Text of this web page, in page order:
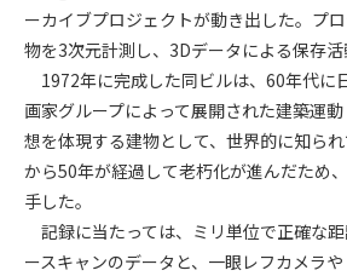
ーカイブプロジェクトが動き出した。プ
物を3次元計測し、3Dデータによる保存活
1972年に完成した同ビルは、60年代に
画家グループによって展開された建築運
想を体現する建物として、世界的に知ら
から50年が経過して老朽化が進んだため
手した。
記録に当たっては、ミリ単位で正確な
ースキャンのデータと、一眼レフカメラ
1. 会員は建設資料館WEB上で以下の行為
す。
(1) 第三者または管理者の著作権、その他
る行為
(2) 第三者または管理者の財産、プライバ
為
(3) 第三者または管理者を誹謗中傷する行
(4) 有害なコンピュータプログラム等を送
(5) 第三者に不利益を与える行為
(6) 管理者が承認していない営利を目的と